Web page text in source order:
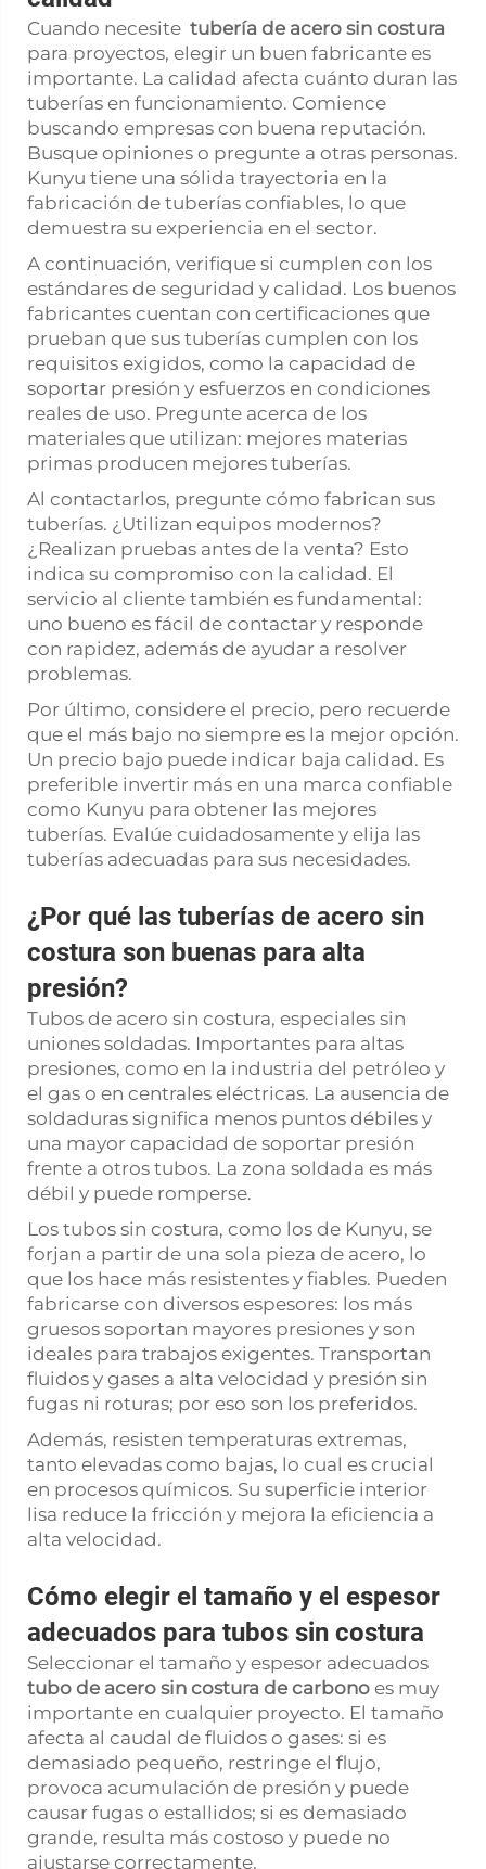
Cuando necesite tubería de acero sin costura
para proyectos, elegir un buen fabricante es
importante. La calidad afecta cuánto duran las
tuberías en funcionamiento. Comience
buscando empresas con buena reputación.
Busque opiniones o pregunte a otras personas.
Kunyu tiene una sólida trayectoria en la
fabricación de tuberías confiables, lo que
demuestra su experiencia en el sector.
A continuación, verifique si cumplen con los
estándares de seguridad y calidad. Los buenos
fabricantes cuentan con certificaciones que
prueban que sus tuberías cumplen con los
requisitos exigidos, como la capacidad de
soportar presión y esfuerzos en condiciones
reales de uso. Pregunte acerca de los
materiales que utilizan: mejores materias
primas producen mejores tuberías.
Al contactarlos, pregunte cómo fabrican sus
tuberías. ¿Utilizan equipos modernos?
¿Realizan pruebas antes de la venta? Esto
indica su compromiso con la calidad. El
servicio al cliente también es fundamental:
uno bueno es fácil de contactar y responde
con rapidez, además de ayudar a resolver
problemas.
Por último, considere el precio, pero recuerde
que el más bajo no siempre es la mejor opción.
Un precio bajo puede indicar baja calidad. Es
preferible invertir más en una marca confiable
como Kunyu para obtener las mejores
tuberías. Evalúe cuidadosamente y elija las
tuberías adecuadas para sus necesidades.
¿Por qué las tuberías de acero sin
costura son buenas para alta
presión?
Tubos de acero sin costura, especiales sin
uniones soldadas. Importantes para altas
presiones, como en la industria del petróleo y
el gas o en centrales eléctricas. La ausencia de
soldaduras significa menos puntos débiles y
una mayor capacidad de soportar presión
frente a otros tubos. La zona soldada es más
débil y puede romperse.
Los tubos sin costura, como los de Kunyu, se
forjan a partir de una sola pieza de acero, lo
que los hace más resistentes y fiables. Pueden
fabricarse con diversos espesores: los más
gruesos soportan mayores presiones y son
ideales para trabajos exigentes. Transportan
fluidos y gases a alta velocidad y presión sin
fugas ni roturas; por eso son los preferidos.
Además, resisten temperaturas extremas,
tanto elevadas como bajas, lo cual es crucial
en procesos químicos. Su superficie interior
lisa reduce la fricción y mejora la eficiencia a
alta velocidad.
Cómo elegir el tamaño y el espesor
adecuados para tubos sin costura
Seleccionar el tamaño y espesor adecuados
tubo de acero sin costura de carbono es muy
importante en cualquier proyecto. El tamaño
afecta al caudal de fluidos o gases: si es
demasiado pequeño, restringe el flujo,
provoca acumulación de presión y puede
causar fugas o estallidos; si es demasiado
grande, resulta más costoso y puede no
ajustarse correctamente.